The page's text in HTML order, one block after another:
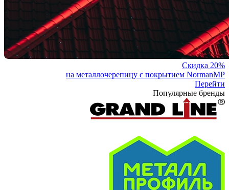
Скидка 20%
на металлочерепицу с покрытием NormanMP
Перейти
Популярные бренды